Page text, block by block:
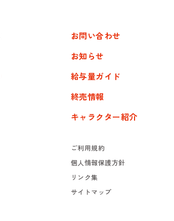
お問い合わせ
お知らせ
給与量ガイド
終売情報
キャラクター紹介
ご利用規約
個人情報保護方針
リンク集
サイトマップ